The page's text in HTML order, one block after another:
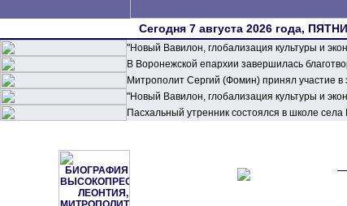
Сегодня 7 августа 2026 года,
"Новый Вавилон, глобализация культуры и
В Воронежской епархии завершилась
Митрополит Сергий (Фомин) принял участие
"Новый Вавилон, глобализация культуры и
Пасхальный утренник состоялся в школе